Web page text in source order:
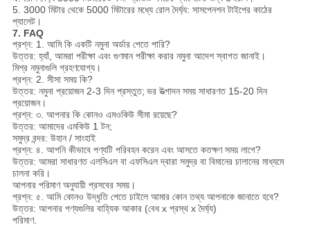
5. 3000 মিটার থেকে 5000 মিটারের মধ্যে রোল দৈর্ঘ্য: সাসপেনশন টাইপের কাঠের
প্যালেট।
7. FAQ
প্রশ্ন: 1. আমি কি একটি নমুনা অর্ডার পেতে পারি?
উত্তর: হ্যাঁ, আমরা পরীক্ষা এবং গুণমান পরীক্ষা করার নমুনা আদেশ স্বাগত জানাই।
মিশ্র নমুনাগুলি গ্রহণযোগ্য।
প্রশ্ন: 2. সীসা সময় কি?
উত্তর: নমুনা প্রয়োজন 2-3 দিন প্রস্তুত; ভর উত্পাদন সময় সাধারণত 15-20 দিন
প্রয়োজন।
প্রশ্ন: ৩. আপনার কি কোনও এমওকিউ সীমা রয়েছে?
উত্তর: আমাদের এমকিউ 1 টন;
সমুদ্র বন্দর: উহান / সাংহাই
প্রশ্ন: ৪. আপনি কীভাবে পণ্যটি পরিবহন করেন এবং আসতে কতক্ষণ সময় লাগে?
উত্তর: আমরা সাধারণত এলসিএল বা এফসিএল দ্বারা সমুদ্র বা বিমানের চালানের মাধ্যমে
চালনা করি।
আপনার পরিমাণ অনুযায়ী প্রসবের সময়।
প্রশ্ন: ৫. আমি কোনও উদ্ধৃতি পেতে চাইলে আমার কোন তথ্য আপনাকে জানাতে হবে?
উত্তর: আপনার পণ্যগুলির বাহ্যিক আকার (বেধ x প্রস্থ x দৈর্ঘ্য)
পরিমাণ.